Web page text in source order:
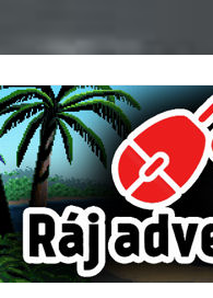
Registrace